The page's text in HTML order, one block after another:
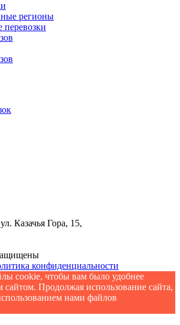
регионы
перевозки
Казачья Гора, 15,
конфиденциальности
cookie, чтобы вам было удобнее
сайтом. Продолжая использование сайта,
нами файлов